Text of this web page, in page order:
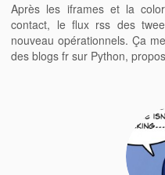
Après les iframes et la
contact, le flux rss des
nouveau opérationnels. Ça
des blogs fr sur Python,